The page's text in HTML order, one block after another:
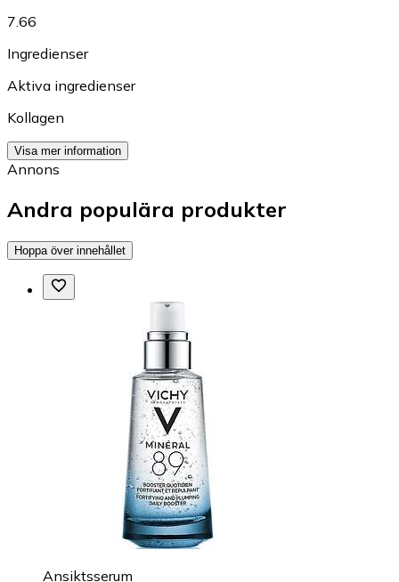
7.66
Ingredienser
Aktiva ingredienser
Kollagen
Visa mer information
Annons
Andra populära produkter
Hoppa över innehållet
Ansiktsserum